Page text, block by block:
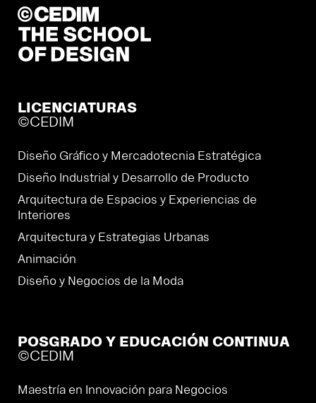
LICENCIATURAS
©CEDIM
Diseño Gráfico y Mercadotecnia Estratégica
Diseño Industrial y Desarrollo de Producto
Arquitectura de Espacios y Experiencias de
Interiores
Arquitectura y Estrategias Urbanas
Animación
Diseño y Negocios de la Moda
POSGRADO Y EDUCACIÓN CONTINUA
©CEDIM
Maestría en Innovación para Negocios